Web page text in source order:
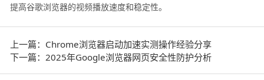
提高谷歌浏览器的视频播放速度和稳定性。
上一篇：Chrome浏览器启动加速实测操作经验分享
下一篇：2025年Google浏览器网页安全性防护分析